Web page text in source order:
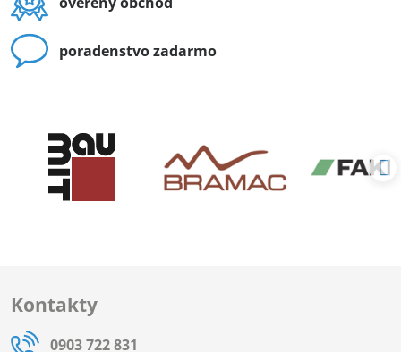
poradenstvo zadarmo
Kontakty
0903 722 831